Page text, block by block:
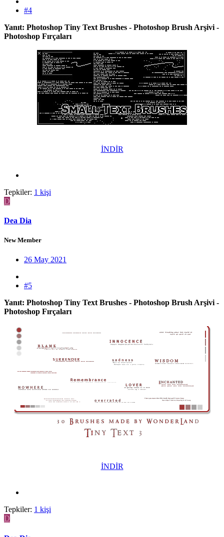
#4
Yanıt: Photoshop Tiny Text Brushes - Photoshop Brush Arşivi -
Photoshop Fırçaları
İNDİR
Tepkiler: 1 kişi
D
Dea Dia
New Member
26 May 2021
#5
Yanıt: Photoshop Tiny Text Brushes - Photoshop Brush Arşivi -
Photoshop Fırçaları
İNDİR
Tepkiler: 1 kişi
D